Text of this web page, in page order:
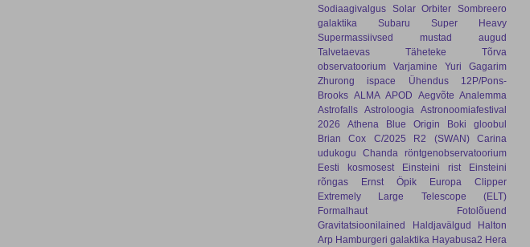
Sodiaagivalgus Solar Orbiter Sombreero
galaktika
Subaru
Super Heavy
Supermassiivsed mustad augud
Talvetaevas
Täheteke
Tõrva
observatoorium
Varjamine
Yuri Gagarim
Zhurong
ispace Ühendus
12P/Pons-
Brooks ALMA APOD Aegvõte Analemma
Astrofalls Astroloogia
Astronoomiafestival
2026
Athena Blue Origin
Boki gloobul
Brian Cox
C/2025 R2 (SWAN)
Carina
udukogu
Chanda röntgenobservatoorium
Eesti kosmosest
Einsteini rist
Einsteini
rõngas
Ernst Öpik
Europa Clipper
Extremely Large Telescope (ELT)
Formalhaut
Fotolõuend
Gravitatsioonilained
Haldjavälgud
Halton
Arp Hamburgeri galaktika Hayabusa2 Hera